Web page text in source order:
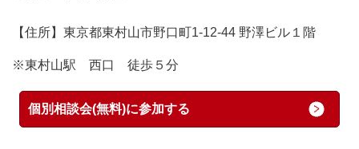
【住所】東京都東村山市野口町1-12-44 野澤ビル１階
※東村山駅 西口 徒歩５分
個別相談会(無料)に参加する